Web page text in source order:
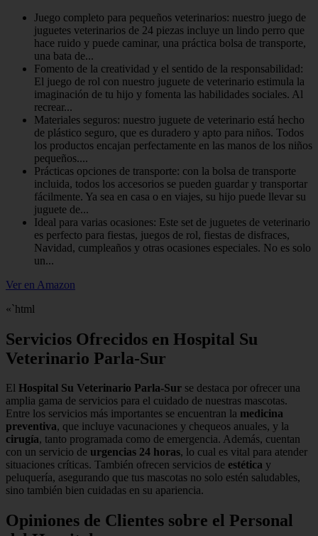
Juego completo para pequeños veterinarios: nuestro juego de
juguetes veterinarios de 24 piezas incluye un lindo perro que
hace ruido y puede caminar, una práctica bolsa de transporte,
una bata de...
Fomento de la creatividad y el sentido de la responsabilidad:
El juego de rol con nuestro juguete de veterinario estimula la
imaginación de tu hijo y fomenta las habilidades sociales. Al
recrear...
Materiales seguros: nuestro juguete de veterinario está hecho
de plástico seguro, que es duradero y apto para niños. Todos
los productos encajan perfectamente en las manos de los niños
pequeños....
Prácticas opciones de transporte: con la bolsa de transporte
incluida, todos los accesorios se pueden guardar y transportar
fácilmente. Ya sea en casa o en viajes, su hijo puede llevar su
juguete de...
Ideal para varias ocasiones: Este set de juguetes de veterinario
es perfecto para fiestas, juegos de rol, fiestas de disfraces,
Navidad, cumpleaños y otras ocasiones especiales. No es solo
un...
Ver en Amazon
«`html
Servicios Ofrecidos en Hospital Su
Veterinario Parla-Sur
El Hospital Su Veterinario Parla-Sur se destaca por ofrecer una
amplia gama de servicios para el cuidado de nuestras mascotas.
Entre los servicios más importantes se encuentran la medicina
preventiva, que incluye vacunaciones y chequeos anuales, y la
cirugía, tanto programada como de emergencia. Además, cuentan
con un servicio de urgencias 24 horas, lo cual es vital para atender
situaciones críticas. También ofrecen servicios de estética y
peluquería, asegurando que tus mascotas no solo estén saludables,
sino también bien cuidadas en su apariencia.
Opiniones de Clientes sobre el Personal